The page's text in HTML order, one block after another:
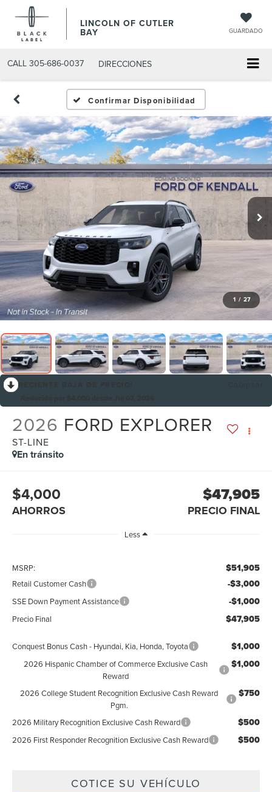
LINCOLN OF CUTLER
BAY GUARDADO
CALL 305-686-0037 DIRECCIONES
Confirmar Disponibilidad
1 / 27
2026 FORD EXPLORER
ST-LINE
En tránsito
$4,000
AHORROS
$47,905
PRECIO FINAL
Less
MSRP: $51,905
Retail Customer Cash -$3,000
SSE Down Payment Assistance -$1,000
Precio Final $47,905
Conquest Bonus Cash - Hyundai, Kia, Honda, Toyota $1,000
2026 Hispanic Chamber of Commerce Exclusive Cash
Reward
$1,000
2026 College Student Recognition Exclusive Cash Reward
Pgm.
$750
2026 Military Recognition Exclusive Cash Reward $500
2026 First Responder Recognition Exclusive Cash Reward $500
COTICE SU VEHÍCULO